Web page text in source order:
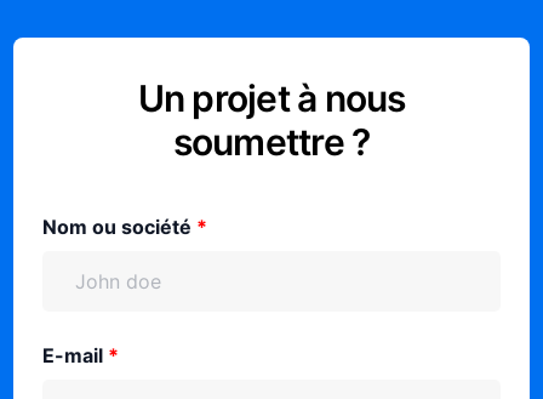
Un projet à nous
soumettre ?
Nom ou société *
E-mail *